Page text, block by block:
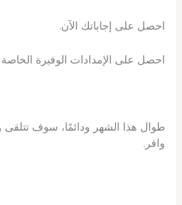
احصل على إجاباتك الآن.
احصل على الإمدادات الوفيرة الخاصة
طوال هذا الشهر ودائمًا، سوف تتلقى
وافر.